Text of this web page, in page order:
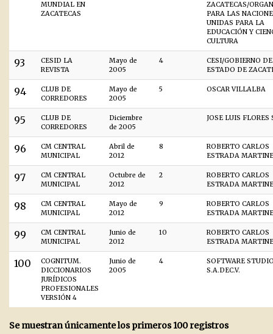
MUNDIAL EN
ZACATECAS
ZACATECAS/
PARA LAS
UNIDAS PARA LA
EDUCACIÓN Y
CULTURA
93
CESID LA
REVISTA
Mayo de
2005
4
CESI/GOBIERNO
ESTADO DE
94
CLUB DE
CORREDORES
Mayo de
2005
5 OSCAR VILLALBA
95
CLUB DE
CORREDORES
Diciembre
de 2005
JOSE LUIS FLORES
96
CM CENTRAL
MUNICIPAL
Abril de
2012
8
ROBERTO CARLOS
ESTRADA
97
CM CENTRAL
MUNICIPAL
Octubre de
2012
2
ROBERTO CARLOS
ESTRADA
98
CM CENTRAL
MUNICIPAL
Mayo de
2012
9
ROBERTO CARLOS
ESTRADA
99
CM CENTRAL
MUNICIPAL
Junio de
2012
10
ROBERTO CARLOS
ESTRADA
100
COGNITUM.
DICCIONARIOS
JURÍDICOS
PROFESIONALES
VERSIÓN 4
Junio de
2005
4
SOFTWARE
S.A.DEC.V.
Se muestran únicamente los primeros 100 registros